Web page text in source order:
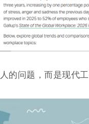
的问题，而是现代